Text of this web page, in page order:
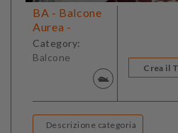
BA - Balcone
Aurea -
Category:
Balcone
Crea il
Descrizione categoria